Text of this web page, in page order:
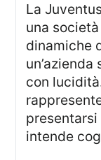
La Juventus non viene descritta come
una
dinamiche
con
intende